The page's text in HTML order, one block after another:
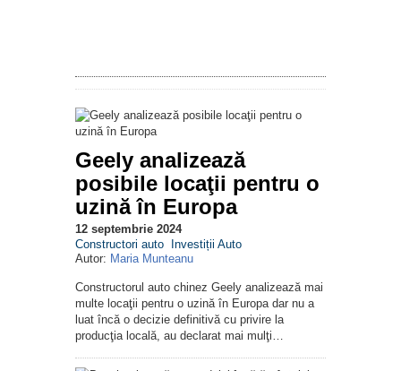
Geely analizează
posibile locaţii pentru o
uzină în Europa
12 septembrie 2024
Constructori auto
Investiții Auto
Autor: Maria Munteanu
Constructorul auto chinez Geely analizează mai
multe locaţii pentru o uzină în Europa dar nu a
luat încă o decizie definitivă cu privire la
producţia locală, au declarat mai mulţi…